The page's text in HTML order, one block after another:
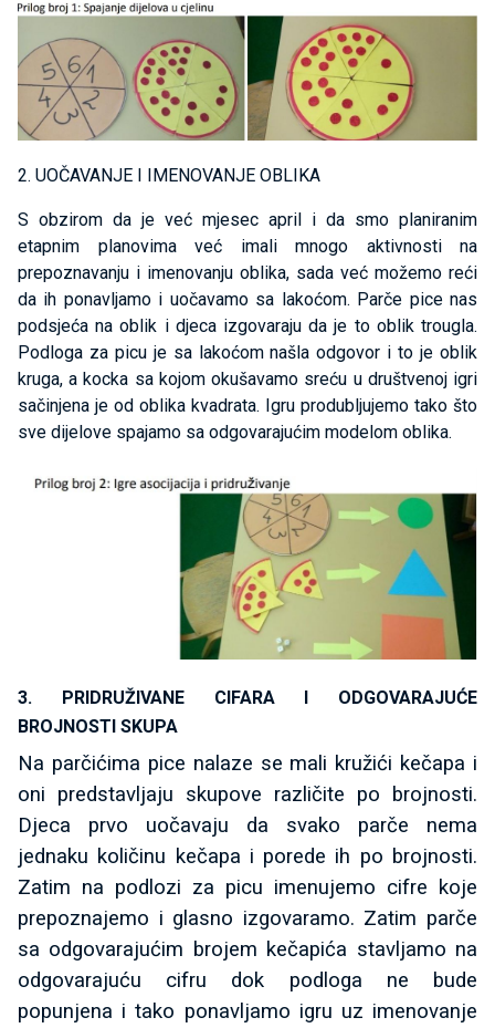
2. UOČAVANJE I IMENOVANJE OBLIKA
S obzirom da je već mjesec april i da smo planiranim
etapnim planovima već imali mnogo aktivnosti na
prepoznavanju i imenovanju oblika, sada već možemo reći
da ih ponavljamo i uočavamo sa lakoćom. Parče pice nas
podsjeća na oblik i djeca izgovaraju da je to oblik trougla.
Podloga za picu je sa lakoćom našla odgovor i to je oblik
kruga, a kocka sa kojom okušavamo sreću u društvenoj igri
sačinjena je od oblika kvadrata. Igru produbljujemo tako što
sve dijelove spajamo sa odgovarajućim modelom oblika.
3. PRIDRUŽIVANE CIFARA I ODGOVARAJUĆE
BROJNOSTI SKUPA
Na parčićima pice nalaze se mali kružići kečapa i
oni predstavljaju skupove različite po brojnosti.
Djeca prvo uočavaju da svako parče nema
jednaku količinu kečapa i porede ih po brojnosti.
Zatim na podlozi za picu imenujemo cifre koje
prepoznajemo i glasno izgovaramo. Zatim parče
sa odgovarajućim brojem kečapića stavljamo na
odgovarajuću cifru dok podloga ne bude
popunjena i tako ponavljamo igru uz imenovanje